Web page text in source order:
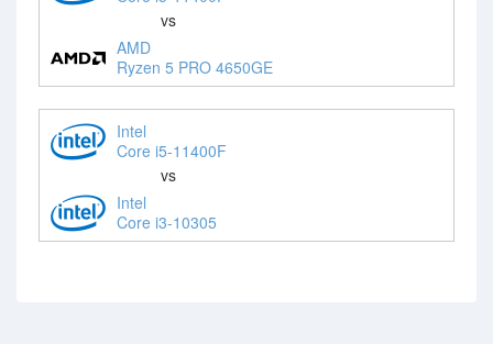
vs
AMD
Ryzen 5 PRO 4650GE
Intel
Core i5-11400F
vs
Intel
Core i3-10305